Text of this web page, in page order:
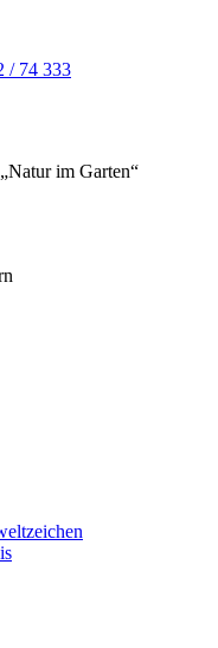
/ 74 333
im Garten“